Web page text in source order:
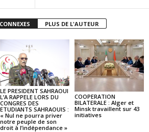
PLUS DE L'AUTEUR
LE PRESIDENT SAHRAOUI
L’A RAPPELE LORS DU
CONGRES DES
ETUDIANTS SAHRAOUIS :
« Nul ne pourra priver
notre peuple de son
droit à l’indépendance »
COOPERATION
BILATERALE : Alger et
Minsk travaillent sur 43
initiatives